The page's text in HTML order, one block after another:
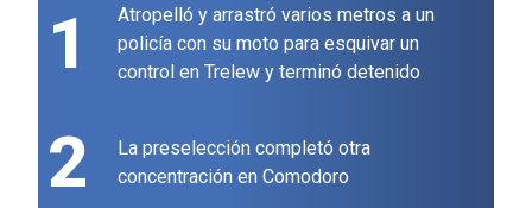
1
Atropelló y arrastró varios metros a un
policía con su moto para esquivar un
control en Trelew y terminó detenido
2
La preselección completó otra
concentración en Comodoro